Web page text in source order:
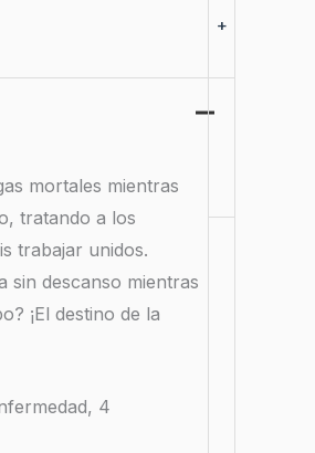
+
mortales mientras
tratando a los
trabajar unidos.
sin descanso mientras
¡El destino de la
4